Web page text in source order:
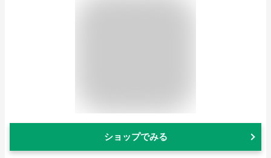
ショップでみる